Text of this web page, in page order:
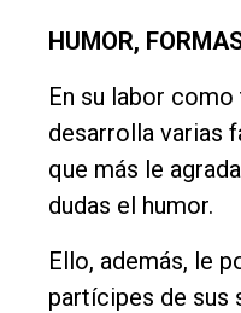
HUMOR,
En su labor
desarrolla varias
que más le
dudas el humor.
Ello, además, le
partícipes de sus